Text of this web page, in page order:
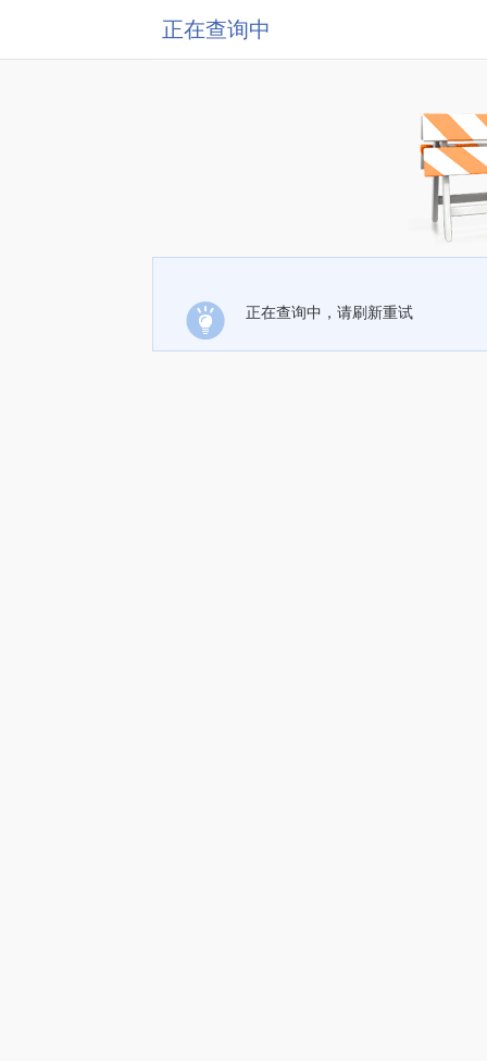
正在查询中
正在查询中，请刷新重试